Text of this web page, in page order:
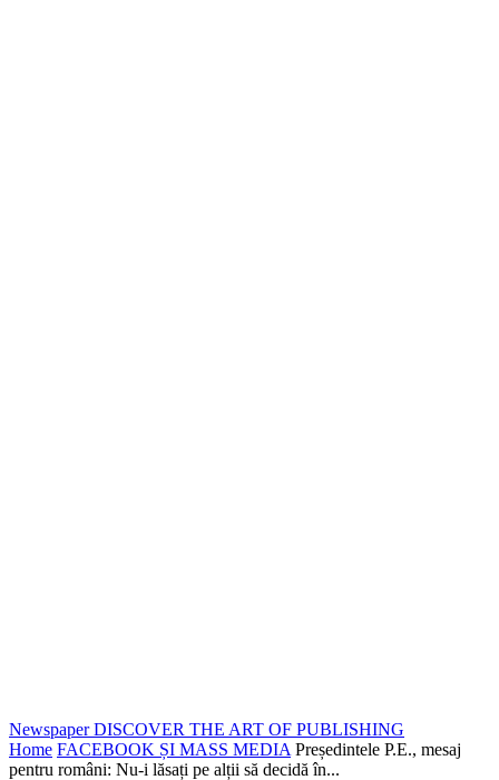
Newspaper DISCOVER THE ART OF PUBLISHING
Home FACEBOOK ȘI MASS MEDIA Președintele P.E., mesaj
pentru români: Nu-i lăsați pe alții să decidă în...